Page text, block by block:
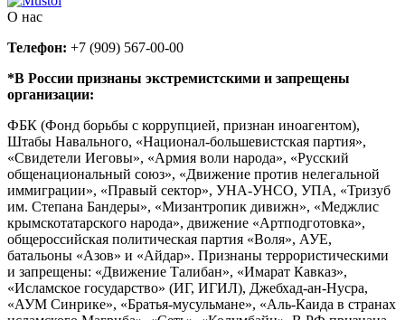
О нас
Телефон: +7 (909) 567-00-00
*В России признаны экстремистскими и запрещены
организации:
ФБК (Фонд борьбы с коррупцией, признан иноагентом),
Штабы Навального, «Национал-большевистская партия»,
«Свидетели Иеговы», «Армия воли народа», «Русский
общенациональный союз», «Движение против нелегальной
иммиграции», «Правый сектор», УНА-УНСО, УПА, «Тризуб
им. Степана Бандеры», «Мизантропик дивижн», «Меджлис
крымскотатарского народа», движение «Артподготовка»,
общероссийская политическая партия «Воля», АУЕ,
батальоны «Азов» и «Айдар». Признаны террористическими
и запрещены: «Движение Талибан», «Имарат Кавказ»,
«Исламское государство» (ИГ, ИГИЛ), Джебхад-ан-Нусра,
«АУМ Синрике», «Братья-мусульмане», «Аль-Каида в странах